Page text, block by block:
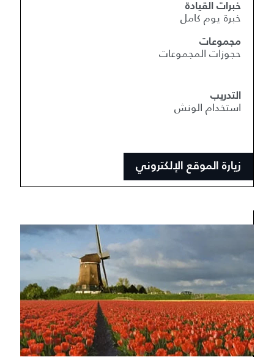
خبرات القيادة
خبرة يوم كامل
مجموعات
حجوزات المجموعات
التدريب
استخدام الونش
زيارة الموقع الإلكتروني